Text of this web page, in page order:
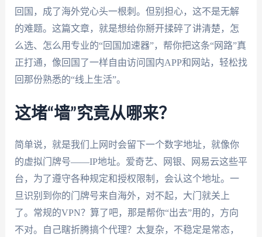
回国，成了海外党心头一根刺。但别担心，这不是无解
的难题。这篇文章，就是想给你掰开揉碎了讲清楚，怎
么选、怎么用专业的“回国加速器”，帮你把这条“网路”真
正打通，像回国了一样自由访问国内APP和网站，轻松找
回那份熟悉的“线上生活”。
这堵“墙”究竟从哪来？
简单说，就是我们上网时会留下一个数字地址，就像你
的虚拟门牌号——IP地址。爱奇艺、网银、网易云这些平
台，为了遵守各种规定和授权限制，会认这个地址。一
旦识别到你的门牌号来自海外，对不起，大门就关上
了。常规的VPN？算了吧，那是帮你“出去”用的，方向
不对。自己瞎折腾搞个代理？太复杂，不稳定是常态，